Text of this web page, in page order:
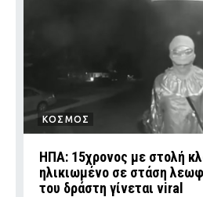
ΚΟΣΜΟΣ
ΗΠΑ: 15χρονος με στολή
ηλικιωμένο σε στάση
του δράστη γίνεται viral